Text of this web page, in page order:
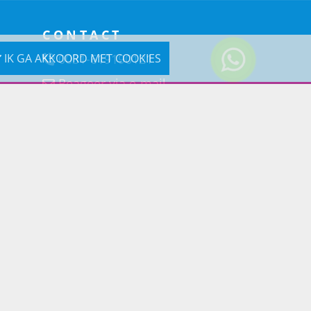
IK GA AKKOORD MET COOKIES
CONTACT
0031-619190121
Reageer via e-mail